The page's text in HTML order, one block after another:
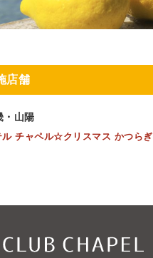
店舗
・山陽
ル チャペル☆クリスマス かつらぎ